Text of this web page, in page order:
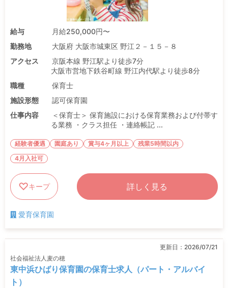
給与
月給250,000円〜
勤務地
大阪府 大阪市城東区 野江２－１５－８
アクセス
京阪本線 野江駅より徒歩7分
大阪市営地下鉄谷町線 野江内代駅より徒歩8分
職種
保育士
施設形態
認可保育園
仕事内容
＜保育士＞ 保育施設における保育業務および付帯す
る業務 ・クラス担任 ・連絡帳記 ...
経験者優遇 園庭あり 賞与4ヶ月以上
残業5時間以内
4月入社可
キープ 詳しく見る
愛育保育園
更新日： 2026/07/21
社会福祉法人麦の穂
東中浜ひばり保育園の保育士求人（パート・アルバイ
ト）